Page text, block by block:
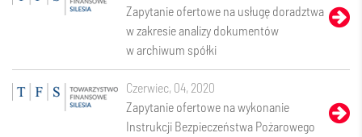
Zapytanie ofertowe na usługę doradztwa
w zakresie analizy dokumentów
w archiwum spółki
czerwiec, 04, 2020
Zapytanie ofertowe na wykonanie
Instrukcji Bezpieczeństwa Pożarowego